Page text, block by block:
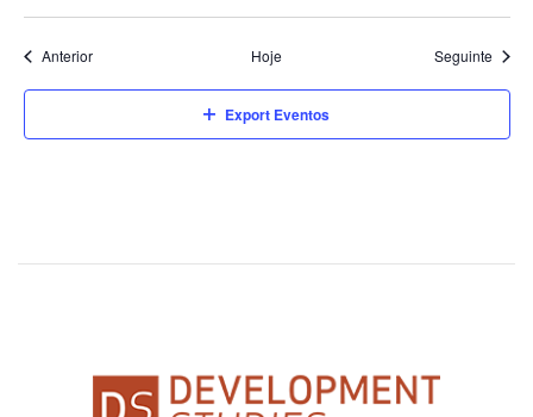
AnteriorEventos Hoje Seguinte
Export Eventos